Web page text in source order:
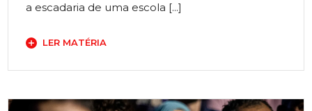
a escadaria de uma escola [...]
LER MATÉRIA